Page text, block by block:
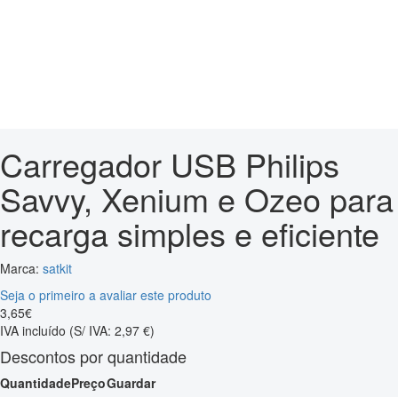
Carregador USB Philips
Savvy, Xenium e Ozeo para
recarga simples e eficiente
Marca: satkit
Seja o primeiro a avaliar este produto
3,65€
IVA incluído (S/ IVA: 2,97 €)
Descontos por quantidade
QuantidadePreçoGuardar